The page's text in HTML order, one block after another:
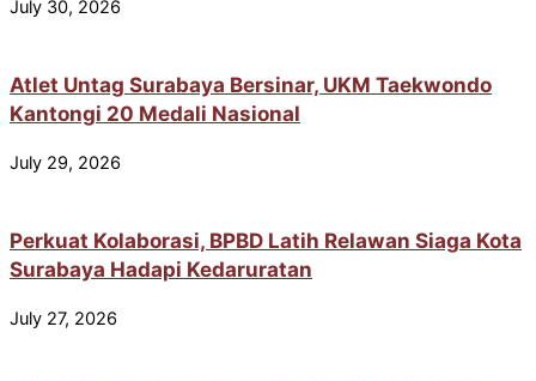
July 30, 2026
Atlet Untag Surabaya Bersinar, UKM Taekwondo
Kantongi 20 Medali Nasional
July 29, 2026
Perkuat Kolaborasi, BPBD Latih Relawan Siaga Kota
Surabaya Hadapi Kedaruratan
July 27, 2026